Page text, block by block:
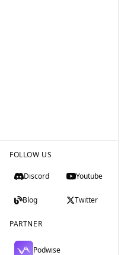
FOLLOW US
Discord Youtube
Blog Twitter
PARTNER
Podwise